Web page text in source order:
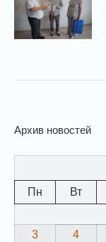
Архив новостей
Пн
Вт
3
4